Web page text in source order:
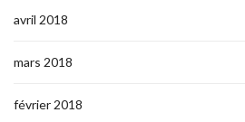
avril 2018
mars 2018
février 2018